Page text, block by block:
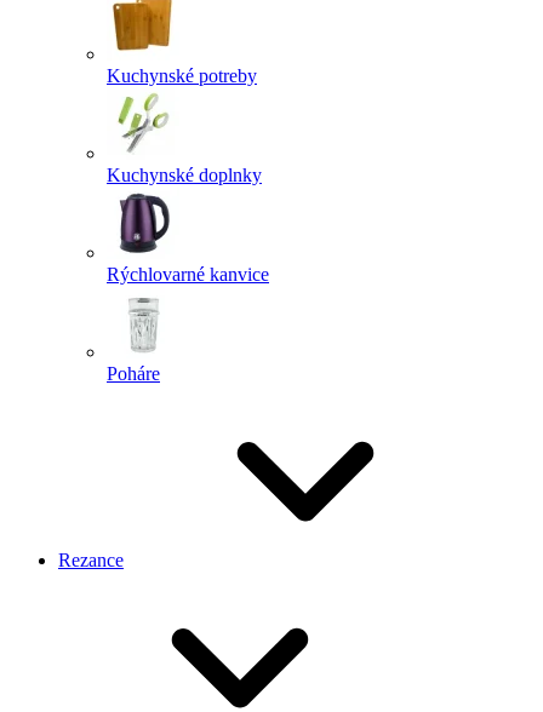
Kuchynské potreby
Kuchynské doplnky
Rýchlovarné kanvice
Poháre
Rezance